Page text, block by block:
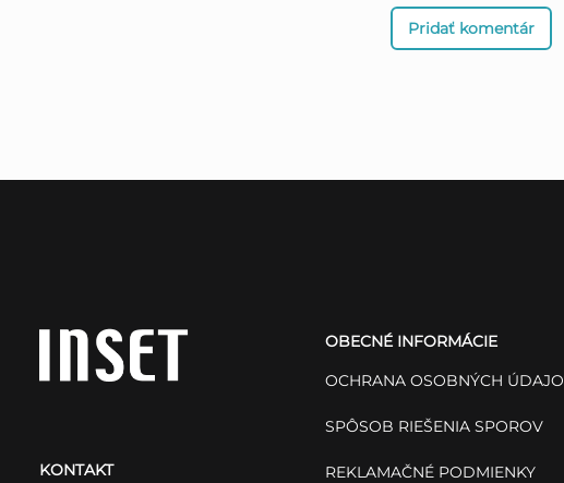
Pridať komentár
KONTAKT
OBECNÉ INFORMÁCIE
OCHRANA OSOBNÝCH
SPÔSOB RIEŠENIA SPOROV
REKLAMAČNÉ PODMIENKY